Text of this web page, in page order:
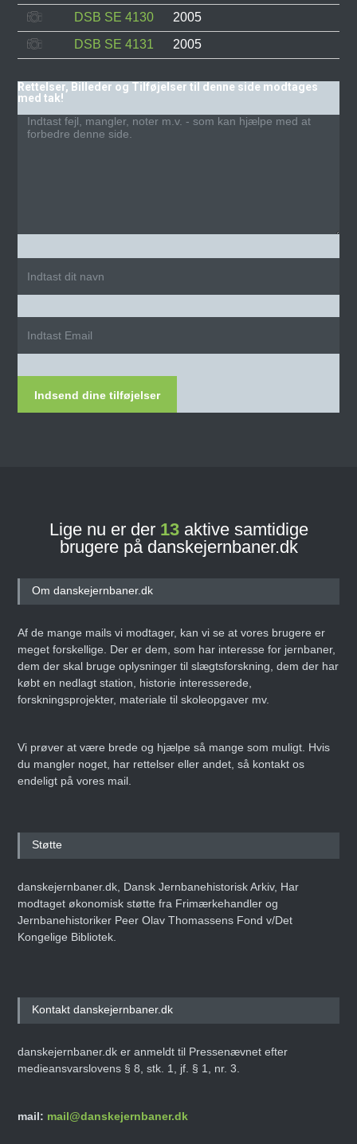
DSB SE 4130
2005
DSB SE 4131
2005
Rettelser, Billeder og Tilføjelser til denne side modtages
med tak!
Indsend dine tilføjelser
Lige nu er der 13aktive samtidige
brugere på danskejernbaner.dk
Om danskejernbaner.dk
Af de mange mails vi modtager, kan vi se at vores brugere er
meget forskellige. Der er dem, som har interesse for jernbaner,
dem der skal bruge oplysninger til slægtsforskning, dem der har
købt en nedlagt station, historie interesserede,
forskningsprojekter, materiale til skoleopgaver mv.
Vi prøver at være brede og hjælpe så mange som muligt. Hvis
du mangler noget, har rettelser eller andet, så kontakt os
endeligt på vores mail.
Støtte
danskejernbaner.dk, Dansk Jernbanehistorisk Arkiv, Har
modtaget økonomisk støtte fra Frimærkehandler og
Jernbanehistoriker Peer Olav Thomassens Fond v/Det
Kongelige Bibliotek.
Kontakt danskejernbaner.dk
danskejernbaner.dk er anmeldt til Pressenævnet efter
medieansvarslovens § 8, stk. 1, jf. § 1, nr. 3.
mail: mail@danskejernbaner.dk